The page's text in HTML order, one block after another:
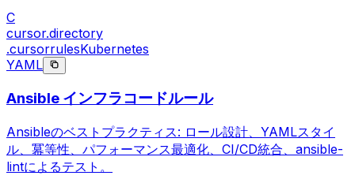
C
cursor.directory
.cursorrulesKubernetes
YAML
Ansible インフラコードルール
Ansibleのベストプラクティス: ロール設計、YAMLスタイ
ル、冪等性、パフォーマンス最適化、CI/CD統合、ansible-
lintによるテスト。